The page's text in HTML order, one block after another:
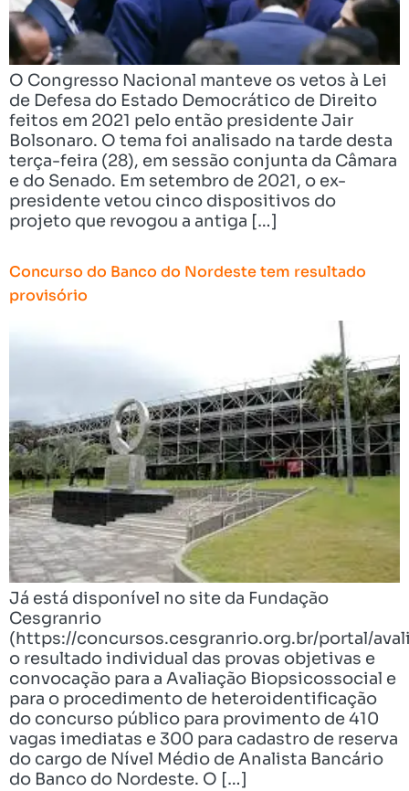
O Congresso Nacional manteve os vetos à Lei
de Defesa do Estado Democrático de Direito
feitos em 2021 pelo então presidente Jair
Bolsonaro. O tema foi analisado na tarde desta
terça-feira (28), em sessão conjunta da Câmara
e do Senado. Em setembro de 2021, o ex-
presidente vetou cinco dispositivos do
projeto que revogou a antiga […]
Concurso do Banco do Nordeste tem resultado
provisório
Já está disponível no site da Fundação
Cesgranrio
(https://concursos.cesgranrio.org.br/portal/
o resultado individual das provas objetivas e
convocação para a Avaliação Biopsicossocial e
para o procedimento de heteroidentificação
do concurso público para provimento de 410
vagas imediatas e 300 para cadastro de reserva
do cargo de Nível Médio de Analista Bancário
do Banco do Nordeste. O […]